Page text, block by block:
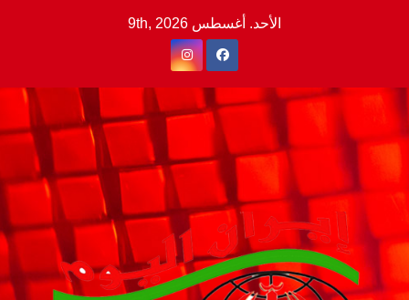
الأحد. أغسطس 9th, 2026